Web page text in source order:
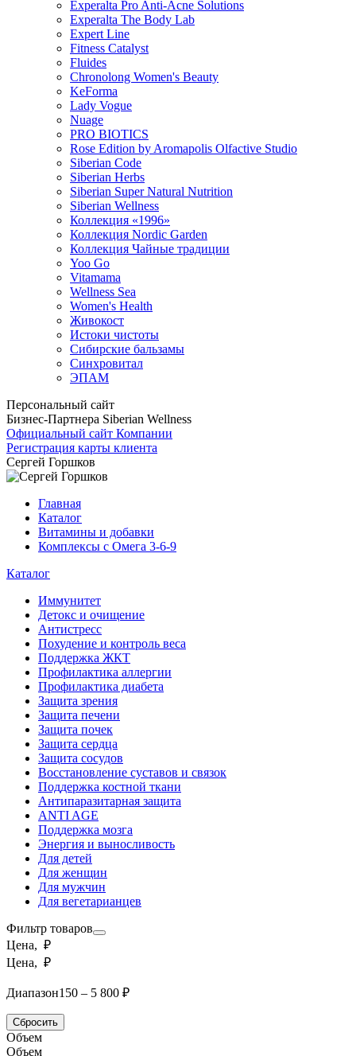
Experalta Pro Anti-Acne Solutions
Experalta The Body Lab
Expert Line
Fitness Catalyst
Fluides
Chronolong Women's Beauty
KeForma
Lady Vogue
Nuage
PRO BIOTICS
Rose Edition by Aromapolis Olfactive Studio
Siberian Code
Siberian Herbs
Siberian Super Natural Nutrition
Siberian Wellness
Коллекция «1996»
Коллекция Nordic Garden
Коллекция Чайные традиции
Yoo Go
Vitamama
Wellness Sea
Women's Health
Живокост
Истоки чистоты
Сибирские бальзамы
Синхровитал
ЭПАМ
Персональный сайт
Бизнес-Партнера Siberian Wellness
Официальный сайт Компании
Регистрация карты клиента
Сергей Горшков
Главная
Каталог
Витамины и добавки
Комплексы с Омега 3-6-9
Каталог
Иммунитет
Детокс и очищение
Антистресс
Похудение и контроль веса
Поддержка ЖКТ
Профилактика аллергии
Профилактика диабета
Защита зрения
Защита печени
Защита почек
Защита сердца
Защита сосудов
Восстановление суставов и связок
Поддержка костной ткани
Антипаразитарная защита
ANTI AGE
Поддержка мозга
Энергия и выносливость
Для детей
Для женщин
Для мужчин
Для вегетарианцев
Фильтр товаров
Цена, ₽
Цена, ₽
Диапазон150 – 5 800 ₽
Сбросить
Объем
Объем